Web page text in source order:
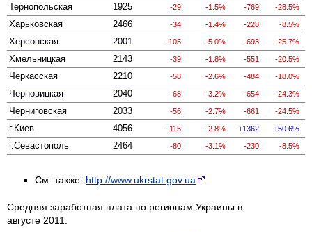
Тернопольская 1925 -29 -1.5% -769 -28.5%
Харьковская 2466 -34 -1.4% -228 -8.5%
Херсонская 2001 -105 -5.0% -693 -25.7%
Хмельницкая 2143 -39 -1.8% -551 -20.5%
Черкасская 2210 -58 -2.6% -484 -18.0%
Черновицкая 2040 -68 -3.2% -654 -24.3%
Черниговская 2033 -56 -2.7% -661 -24.5%
г.Киев 4056 -115 -2.8% 1362 50.6%
г.Севастополь 2464 -80 -3.1% -230 -8.5%
См. также: http://www.ukrstat.gov.ua
Средняя заработная плата по регионам Украины в
августе 2011: